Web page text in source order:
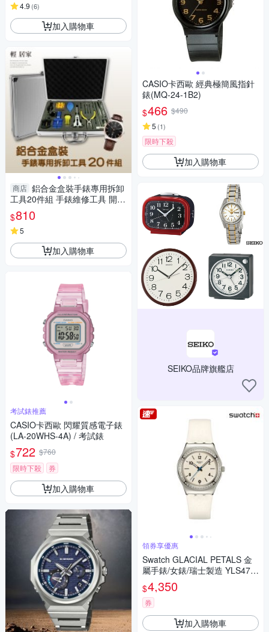
4.9 (6)
加入購物車
商店 鋁合金盒裝手錶專用拆卸
工具20件組 手錶維修工具 開後
蓋拆錶帶器 修錶工具-輕居家83
31
$810
5
加入購物車
考試錶推薦
CASIO卡西歐 閃耀質感電子錶
(LA-20WHS-4A) / 考試錶
$722 $760
限時下殺
券
加入購物車
CASIO卡西歐 經典極簡風指針
錶(MQ-24-1B2)
$466 $490
5 (1)
限時下殺
加入購物車
SEIKO品牌旗艦店
領券享優惠
Swatch GLACIAL PETALS 金
屬手錶/女錶/瑞士製造 YLS471
(33mm)
$4,350
券
加入購物車